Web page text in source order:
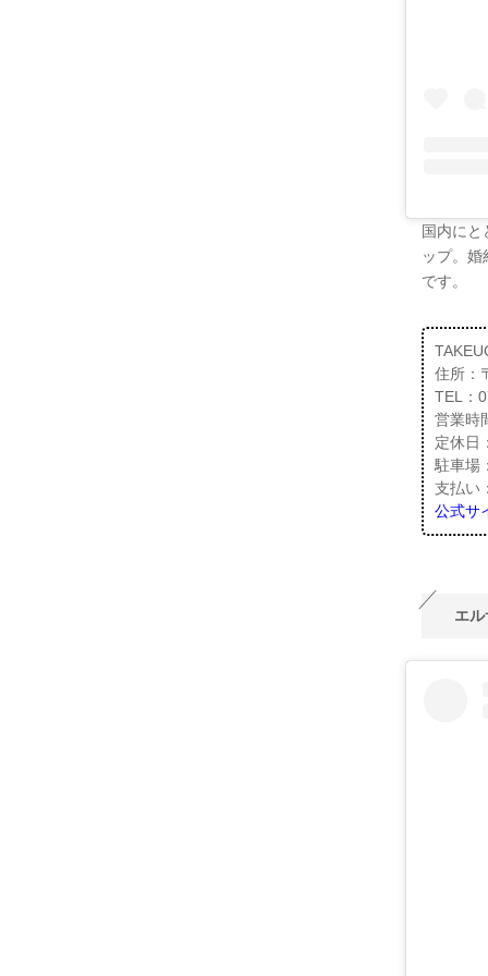
国内にと
ップ。
です。
住所：
TEL：
営業時
定休日
駐車場
支払い
公式サ
エ